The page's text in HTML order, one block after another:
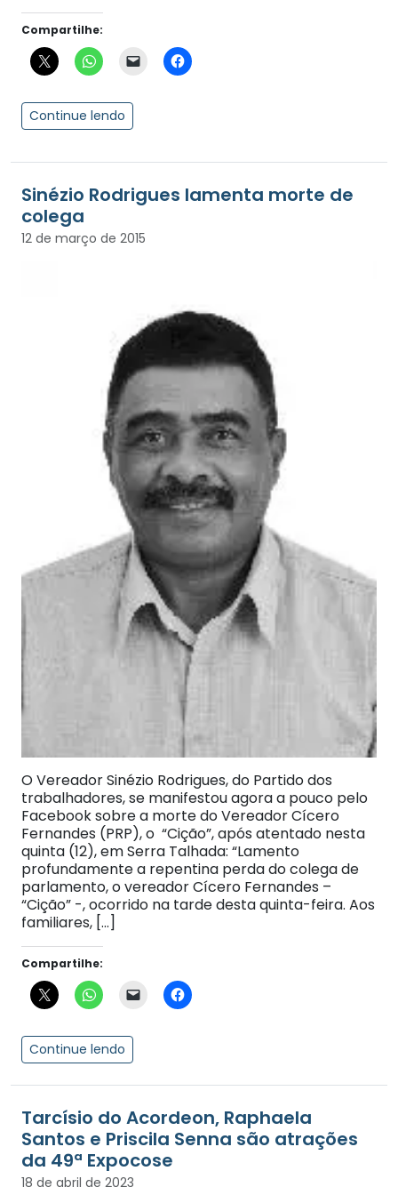
Compartilhe:
Continue lendo
Sinézio Rodrigues lamenta morte de
colega
12 de março de 2015
O Vereador Sinézio Rodrigues, do Partido dos
trabalhadores, se manifestou agora a pouco pelo
Facebook sobre a morte do Vereador Cícero
Fernandes (PRP), o “Cição”, após atentado nesta
quinta (12), em Serra Talhada: “Lamento
profundamente a repentina perda do colega de
parlamento, o vereador Cícero Fernandes –
“Cição” -, ocorrido na tarde desta quinta-feira. Aos
familiares, […]
Compartilhe:
Continue lendo
Tarcísio do Acordeon, Raphaela
Santos e Priscila Senna são atrações
da 49ª Expocose
18 de abril de 2023